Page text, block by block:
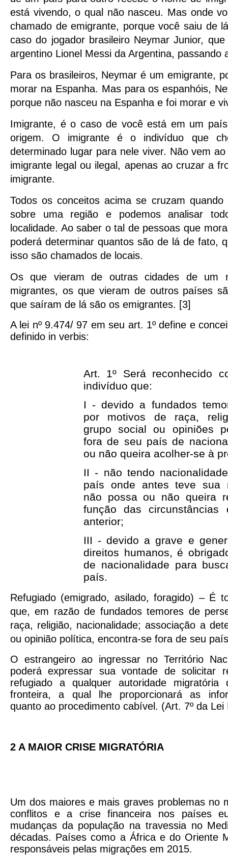
está vivendo, o qual não nasceu. Mas onde
chamado de emigrante, porque você saiu de
caso do jogador brasileiro Neymar Junior,
argentino Lionel Messi da Argentina, passando
Para os brasileiros, Neymar é um emigrante,
morar na Espanha. Mas para os espanhóis,
porque não nasceu na Espanha e foi morar e
Imigrante, é o caso de você está em um
origem. O imigrante é o indivíduo que
determinado lugar para nele viver. Não vem
imigrante legal ou ilegal, apenas ao cruzar a
imigrante.
Todos os conceitos acima se cruzam
sobre uma região e podemos analisar
localidade. Ao saber o tal de pessoas que
poderá determinar quantos são de lá de fato,
isso são chamados de locais.
Os que vieram de outras cidades de um
migrantes, os que vieram de outros países
que saíram de lá são os emigrantes. [3]
A lei nº 9.474/ 97 em seu art. 1º define e
definido in verbis:
Art. 1º Será reconhecido
indivíduo que:
I - devido a fundados
por motivos de raça,
grupo social ou opiniões
fora de seu país de
ou não queira acolher-se à
II - não tendo
país onde antes teve sua
não possa ou não queira
função das circunstâncias
anterior;
III - devido a grave e
direitos humanos, é
de nacionalidade para
país.
Refugiado (emigrado, asilado, foragido) – É
que, em razão de fundados temores de
raça, religião, nacionalidade; associação a
ou opinião política, encontra-se fora de seu
O estrangeiro ao ingressar no Território
poderá expressar sua vontade de solicitar
refugiado a qualquer autoridade
fronteira, a qual lhe proporcionará as
quanto ao procedimento cabível. (Art. 7º da Lei
2 A MAIOR CRISE MIGRATÓRIA
Um dos maiores e mais graves problemas no
conflitos e a crise financeira nos países
mudanças da população na travessia no
décadas. Países como a África e do Oriente
responsáveis pelas migrações em 2015.